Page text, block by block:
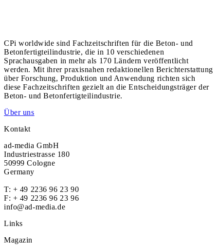
CPi worldwide sind Fachzeitschriften für die Beton- und
Betonfertigteilindustrie, die in 10 verschiedenen
Sprachausgaben in mehr als 170 Ländern veröffentlicht
werden. Mit ihrer praxisnahen redaktionellen Berichterstattung
über Forschung, Produktion und Anwendung richten sich
diese Fachzeitschriften gezielt an die Entscheidungsträger der
Beton- und Betonfertigteilindustrie.
Über uns
Kontakt
ad-media GmbH
Industriestrasse 180
50999 Cologne
Germany
T: + 49 2236 96 23 90
F: + 49 2236 96 23 96
info@ad-media.de
Links
Magazin